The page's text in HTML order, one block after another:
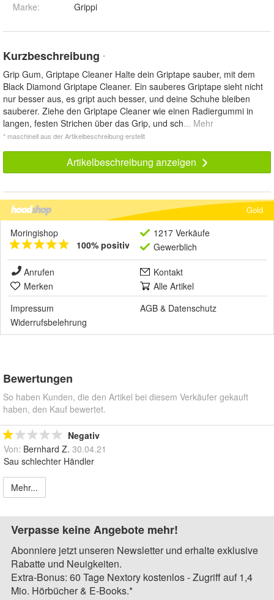
Marke: Grippi
Kurzbeschreibung *
Grip Gum, Griptape Cleaner Halte dein Griptape sauber, mit dem
Black Diamond Griptape Cleaner. Ein sauberes Griptape sieht nicht
nur besser aus, es gript auch besser, und deine Schuhe bleiben
sauberer. Ziehe den Griptape Cleaner wie einen Radiergummi in
langen, festen Strichen über das Grip, und sch... Mehr
* maschinell aus der Artikelbeschreibung erstellt
Artikelbeschreibung anzeigen
Gold
Moringishop
100% positiv
1217 Verkäufe
Gewerblich
Anrufen
Kontakt
Merken
Alle Artikel
Impressum
AGB & Datenschutz
Widerrufsbelehrung
Bewertungen
So haben Kunden, die den Artikel bei diesem Verkäufer gekauft
haben, den Kauf bewertet.
Negativ
Von: Bernhard Z. 30.04.21
Sau schlechter Händler
Mehr...
Verpasse keine Angebote mehr!
Abonniere jetzt unseren Newsletter und erhalte exklusive
Rabatte und Neuigkeiten.
Extra-Bonus: 60 Tage Nextory kostenlos - Zugriff auf 1,4
Mio. Hörbücher & E-Books.*